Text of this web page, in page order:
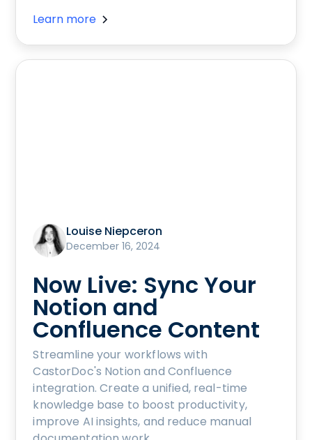
Learn more
Louise Niepceron
December 16, 2024
Now Live: Sync Your
Notion and
Confluence Content
Streamline your workflows with
CastorDoc's Notion and Confluence
integration. Create a unified, real-time
knowledge base to boost productivity,
improve AI insights, and reduce manual